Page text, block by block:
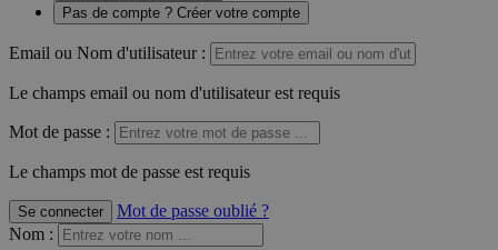
Pas de compte ? Créer votre compte
Email ou Nom d'utilisateur :
Le champs email ou nom d'utilisateur est requis
Mot de passe :
Le champs mot de passe est requis
Se connecter
Mot de passe oublié ?
Nom :